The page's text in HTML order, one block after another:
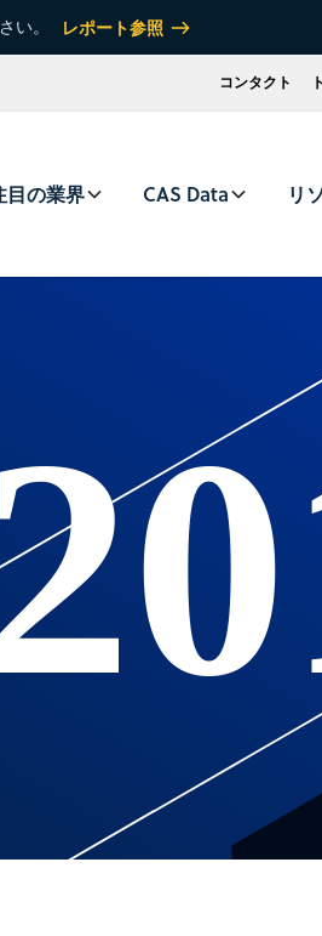
い。 レポート参照
コンタクト
目の業界 CAS Data リ